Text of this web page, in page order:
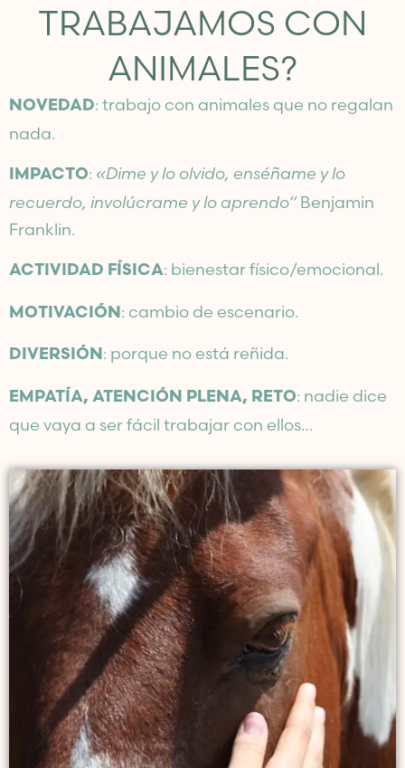
TRABAJAMOS CON
ANIMALES?
NOVEDAD: trabajo con animales que no regalan
nada.
IMPACTO: «Dime y lo olvido, enséñame y lo
recuerdo, involúcrame y lo aprendo“Benjamin
Franklin.
ACTIVIDAD FÍSICA: bienestar físico/emocional.
MOTIVACIÓN : cambio de escenario.
DIVERSIÓN: porque no está reñida.
EMPATÍA, ATENCIÓN PLENA, RETO: nadie dice
que vaya a ser fácil trabajar con ellos…